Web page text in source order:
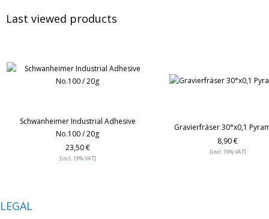
Last viewed products
Schwanheimer Industrial Adhesive
No.100 / 20g
23,50 €
[incl. 19% VAT]
Gravierfräser 30°x0,1
8,90 €
[incl. 19% VAT]
LEGAL